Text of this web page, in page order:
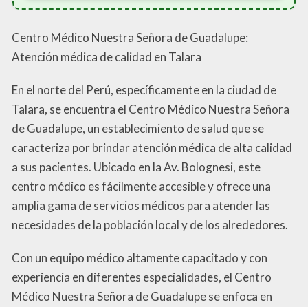
Centro Médico Nuestra Señora de Guadalupe:
Atención médica de calidad en Talara
En el norte del Perú, específicamente en la ciudad de
Talara, se encuentra el Centro Médico Nuestra Señora
de Guadalupe, un establecimiento de salud que se
caracteriza por brindar atención médica de alta calidad
a sus pacientes. Ubicado en la Av. Bolognesi, este
centro médico es fácilmente accesible y ofrece una
amplia gama de servicios médicos para atender las
necesidades de la población local y de los alrededores.
Con un equipo médico altamente capacitado y con
experiencia en diferentes especialidades, el Centro
Médico Nuestra Señora de Guadalupe se enfoca en